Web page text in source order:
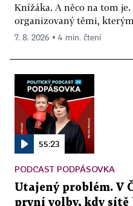
Knížáka. A něco na tom
organizovaný těmi,
7. 8. 2026 ▪ 4 min. čtení
55:23
PODCAST PODPÁSOVKA
Utajený problém. V
první volby, kdy